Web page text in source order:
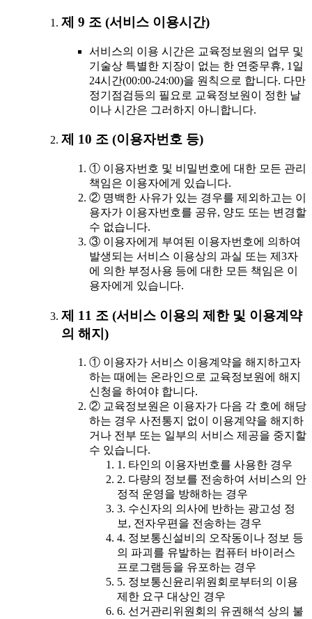
제 9 조 (서비스 이용시간)
서비스의 이용 시간은 교육정보원의 업무 및
기술상 특별한 지장이 없는 한 연중무휴, 1일
24시간(00:00-24:00)을 원칙으로 합니다. 다만
정기점검등의 필요로 교육정보원이 정한 날
이나 시간은 그러하지 아니합니다.
제 10 조 (이용자번호 등)
① 이용자번호 및 비밀번호에 대한 모든 관리
책임은 이용자에게 있습니다.
② 명백한 사유가 있는 경우를 제외하고는 이
용자가 이용자번호를 공유, 양도 또는 변경할
수 없습니다.
③ 이용자에게 부여된 이용자번호에 의하여
발생되는 서비스 이용상의 과실 또는 제3자
에 의한 부정사용 등에 대한 모든 책임은 이
용자에게 있습니다.
제 11 조 (서비스 이용의 제한 및 이용계약
의 해지)
① 이용자가 서비스 이용계약을 해지하고자
하는 때에는 온라인으로 교육정보원에 해지
신청을 하여야 합니다.
② 교육정보원은 이용자가 다음 각 호에 해당
하는 경우 사전통지 없이 이용계약을 해지하
거나 전부 또는 일부의 서비스 제공을 중지할
수 있습니다.
1. 타인의 이용자번호를 사용한 경우
2. 다량의 정보를 전송하여 서비스의 안
정적 운영을 방해하는 경우
3. 수신자의 의사에 반하는 광고성 정
보, 전자우편을 전송하는 경우
4. 정보통신설비의 오작동이나 정보 등
의 파괴를 유발하는 컴퓨터 바이러스
프로그램등을 유포하는 경우
5. 정보통신윤리위원회로부터의 이용
제한 요구 대상인 경우
6. 선거관리위원회의 유권해석 상의 불